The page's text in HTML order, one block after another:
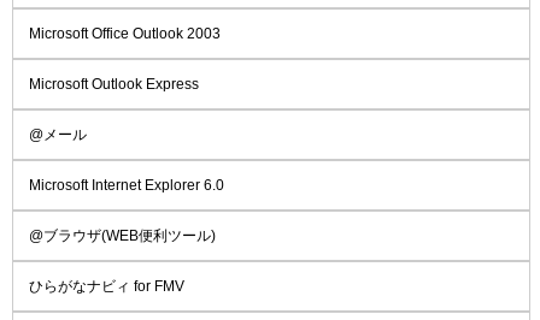
Microsoft Office Outlook 2003
Microsoft Outlook Express
@メール
Microsoft Internet Explorer 6.0
@ブラウザ(WEB便利ツール)
ひらがなナビィ for FMV